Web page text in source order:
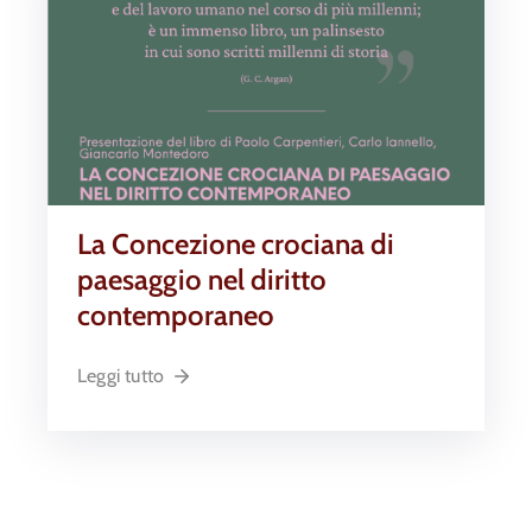
La Concezione crociana di
paesaggio nel diritto
contemporaneo
Leggi tutto